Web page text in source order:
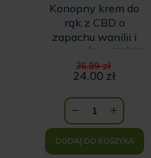
Konopny krem do
rąk z CBD o
zapachu wanilii i
pomarańczy Krótki
termin ważności
36.99zł
cena
36.99 zł.
24.00 zł
cena
wynosi:
24.00 zł.
DODAJ DO KOSZYKA